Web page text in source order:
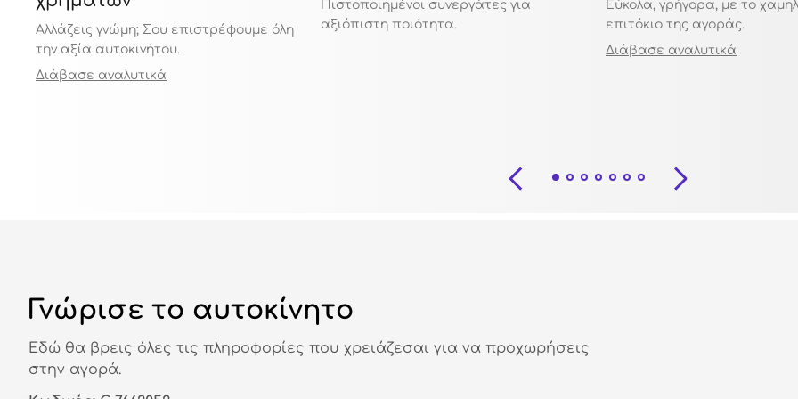
Αλλάζεις γνώμη; Σου επιστρέφουμε όλη
την αξία αυτοκινήτου.
Διάβασε αναλυτικά
Πιστοποιημένοι συνεργάτες για
αξιόπιστη ποιότητα.
Εύκολα, γρήγορα, με το
επιτόκιο της αγοράς.
Διάβασε αναλυτικά
Γνώρισε το αυτοκίνητο
Εδώ θα βρεις όλες τις πληροφορίες που χρειάζεσαι για να προχωρήσεις
στην αγορά.